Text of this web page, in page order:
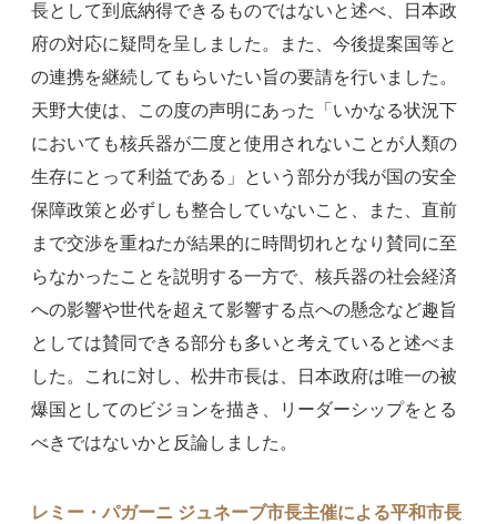
長として到底納得できるものではないと述べ、日本政
府の対応に疑問を呈しました。また、今後提案国等と
の連携を継続してもらいたい旨の要請を行いました。
天野大使は、この度の声明にあった「いかなる状況下
においても核兵器が二度と使用されないことが人類の
生存にとって利益である」という部分が我が国の安全
保障政策と必ずしも整合していないこと、また、直前
まで交渉を重ねたが結果的に時間切れとなり賛同に至
らなかったことを説明する一方で、核兵器の社会経済
への影響や世代を超えて影響する点への懸念など趣旨
としては賛同できる部分も多いと考えていると述べま
した。これに対し、松井市長は、日本政府は唯一の被
爆国としてのビジョンを描き、リーダーシップをとる
べきではないかと反論しました。
レミー・パガーニ ジュネーブ市長主催による平和市長